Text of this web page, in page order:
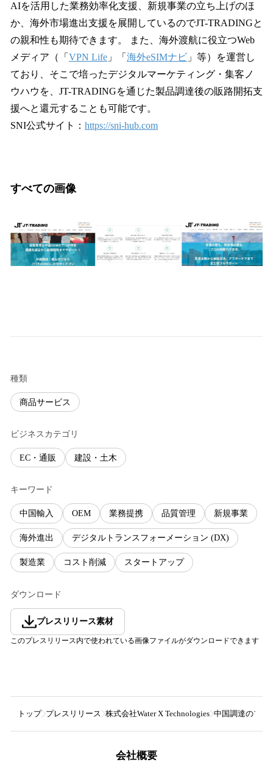
AIを活用した業務効率化支援、新規事業の立ち上げのほ
か、海外市場進出支援を展開しているのでJT-TRADINGと
の親和性も期待できます。 また、海外渡航に役立つWeb
メディア（「 VPN Life 」「 海外eSIMナビ 」等）を運営し
ており、そこで培ったデジタルマーケティング・集客ノ
ウハウを、JT-TRADINGを通じた製品調達後の販路開拓支
援へと還元することも可能です。
SNI公式サイト： https://sni-hub.com
すべての画像
種類
商品サービス
ビジネスカテゴリ
EC・通販 建設・土木
キーワード
中国輸入 OEM 業務提携 品質管理 新規事業
海外進出 デジタルトランスフォーメーション (DX)
製造業 コスト削減 スタートアップ
ダウンロード
プレスリリース素材
このプレスリリース内で使われている画像ファイルがダウンロードできます
トップ プレスリリース 株式会社Water X Technologies 中国調達のプロ
会社概要